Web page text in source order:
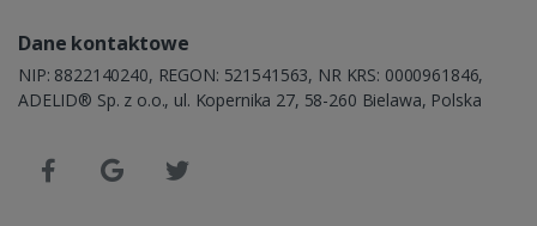
Dane kontaktowe
NIP: 8822140240, REGON: 521541563, NR KRS: 0000961846,
ADELID® Sp. z o.o., ul. Kopernika 27, 58-260 Bielawa, Polska